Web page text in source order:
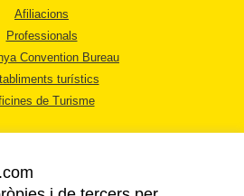
Afiliacions
Professionals
Convention Bureau
turístics
de Turisme